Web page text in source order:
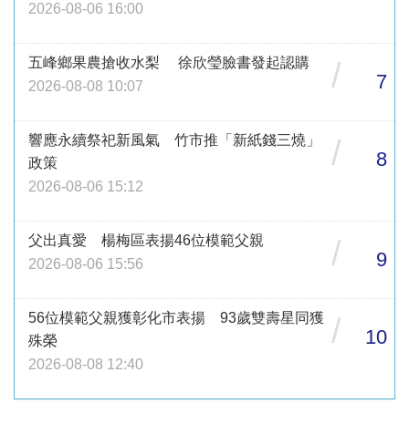
2026-08-06 16:00
五峰鄉果農搶收水梨 徐欣瑩臉書發起認購
2026-08-08 10:07
/ 7
響應永續祭祀新風氣 竹市推「新紙錢三燒」
政策
2026-08-06 15:12
/ 8
父出真愛 楊梅區表揚46位模範父親
2026-08-06 15:56
/ 9
56位模範父親獲彰化市表揚 93歲雙壽星同獲
殊榮
2026-08-08 12:40
/ 10